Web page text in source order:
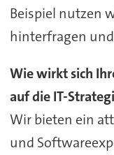
Beispiel nutzen
hinterfragen
Wie wirkt sich
auf die IT-
Wir bieten ein
und